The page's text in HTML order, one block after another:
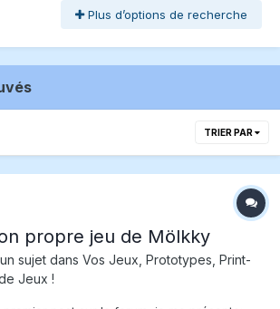
Plus d’options de recherche
TRIER PAR
propre jeu de Mölkky
sujet dans Vos Jeux, Prototypes, Print-
Jeux !